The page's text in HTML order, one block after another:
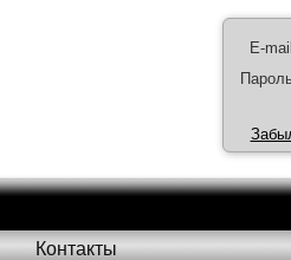
E-mail
Пароль
Контакты